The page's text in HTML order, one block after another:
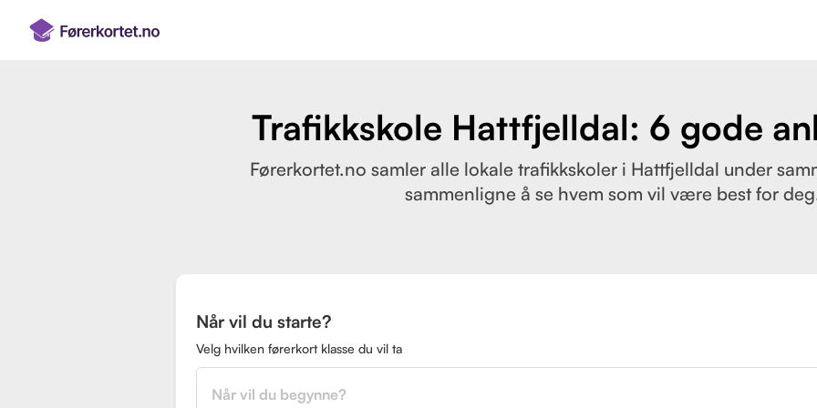
Trafikkskole Hattfjelldal: 6 gode
Førerkortet.no samler alle lokale trafikkskoler i Hattfjelldal under
sammenligne å se hvem som vil være best for
Når vil du starte?
Velg hvilken førerkort klasse du vil ta
Når vil du begynne?